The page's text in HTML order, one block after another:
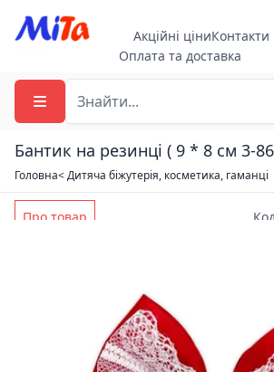
Акційні ціниКонтакти
Оплата та доставка
Бантик на резинці ( 9 * 8 см 3-
Головна< Дитяча біжутерія, косметика, гаманці
Про товар Код